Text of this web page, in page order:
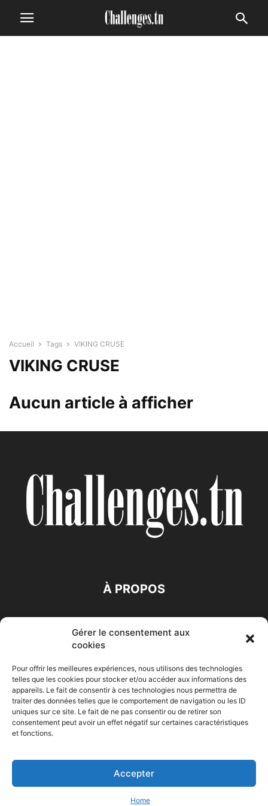
Gérer le consentement aux
cookies
Pour offrir les meilleures expériences, nous utilisons des technologies
telles que les cookies pour stocker et/ou accéder aux informations des
appareils. Le fait de consentir à ces technologies nous permettra de
traiter des données telles que le comportement de navigation ou les ID
uniques sur ce site. Le fait de ne pas consentir ou de retirer son
consentement peut avoir un effet négatif sur certaines caractéristiques
et fonctions.
Accepter
Home
Accueil Tags VIKING CRUSE
VIKING CRUSE
Aucun article à afficher
À PROPOS
Accueil Economie Entreprises Entrepreneur
Maghreb
© Challenges.tn By AAKOM.DIGITAL